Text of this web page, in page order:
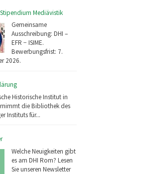
Mediävistik
Gemeinsame
Ausschreibung: DHI –
EFR − ISIME.
Bewerbungsfrist: 7.
2026.
Historische Institut in
die Bibliothek des
Instituts für...
Welche Neuigkeiten gibt
es am DHI Rom? Lesen
Sie unseren Newsletter